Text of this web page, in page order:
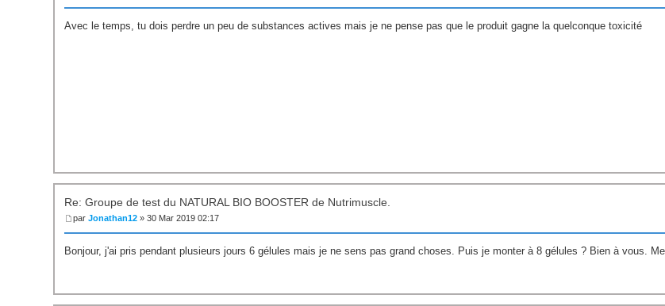
Avec le temps, tu dois perdre un peu de substances actives mais je ne pense pas que le produit gagne la quelconque toxicité
Re: Groupe de test du NATURAL BIO BOOSTER de Nutrimuscle.
parJonathan12 » 30 Mar 2019 02:17
Bonjour, j'ai pris pendant plusieurs jours 6 gélules mais je ne sens pas grand choses. Puis je monter à 8 gélules ? Bien à vous.